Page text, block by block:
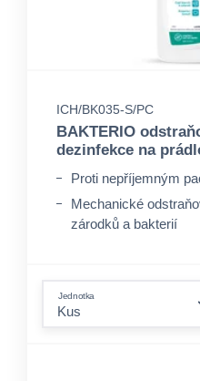
ICH/BK035-S/PC
BAKTERIO
dezinfekce na
Proti nepříjemným
Mechanické
zárodků a bakterií
Jednotka